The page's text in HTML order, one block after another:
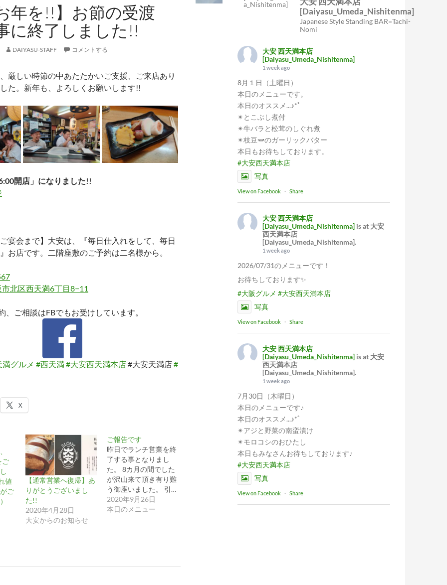
年を!!】お節の受渡
に終了しました!!
DAIYASU-STAFF コメントする
厳しい時節の中あたたかいご支援、ご来店あり
た。新年も、よろしくお願いします!!
開店」になりました!!
ご宴会まで】大安は、『毎日仕入れをして、毎日
お店です。二階座敷のご予約は二名様から。
北区西天満6丁目8−11
、ご相談はFBでもお受けしています。
満グルメ #西天満#大安西天満本店#大安天満店#
X
ご
値
ご
【通常営業へ復帰】あ
りがとうございまし
た!!
2020年4月28日
大安からのお知らせ
ご報告です
昨日でランチ営業を終
了する事となりまし
た。 8カ月の間でした
が沢山来て頂き有り難
う御座いました。 引…
2020年9月26日
本日のメニュー
[Daiyasu_Umeda_Nishitenma]
Japanese Style Standing BAR=Tachi-
Nomi
大安 西天満本店
[Daiyasu_Umeda_Nishitenma]
1 week ago
8月１日（土曜日）
本日のメニューです。
本日のオススメ...♪*ﾟ
✴︎とこぶし煮付
✴︎牛バラと松茸のしぐれ煮
✴︎枝豆🫛のガーリックバター
本日もお待ちしております。
#大安西天満本店
写真
View on Facebook · Share
大安 西天満本店
[Daiyasu_Umeda_Nishitenma] is at 大安
西天満本店
[Daiyasu_Umeda_Nishitenma].
1 week ago
2026/07/31のメニューです！
お待ちしております✨
#大阪グルメ #大安西天満本店
写真
View on Facebook · Share
大安 西天満本店
[Daiyasu_Umeda_Nishitenma] is at 大安
西天満本店
[Daiyasu_Umeda_Nishitenma].
1 week ago
7月30日（木曜日）
本日のメニューです♪
本日のオススメ...♪*ﾟ
✴︎アジと野菜の南蛮漬け
✴︎モロコシのおひたし
本日もみなさんお待ちしております♪
#大安西天満本店
写真
View on Facebook · Share